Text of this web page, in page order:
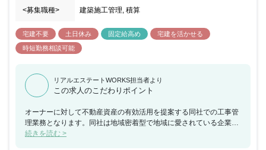
<募集職種> 建築施工管理, 積算
宅建不要 土日休み 固定給高め
宅建を活かせる
時短勤務相談可能
リアルエステートWORKS担当者より
この求人のこだわりポイント
オーナーに対して不動産資産の有効活用を提案する同社での工事管
理業務となります。同社は地域密着型で地域に愛されている企業で
す。オーナーや管理会社との強いパイプを有しているため、リピー
続きを読む >